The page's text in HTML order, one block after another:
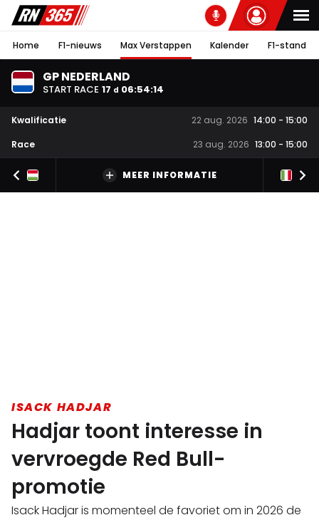
Home F1-nieuws Max Verstappen Kalender F1-stand
GP NEDERLAND
START RACE 17 d 06:54:13
Kwalificatie 22 aug. 2026 14:00 - 15:00
Race
23 aug. 2026 13:00 - 15:00
MEER INFORMATIE
ISACK HADJAR
Hadjar toont interesse in
vervroegde Red Bull-
promotie
Isack Hadjar is momenteel de favoriet om in 2026 de